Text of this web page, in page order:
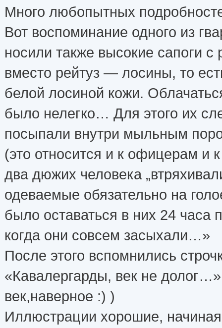
Много любопытных
Вот воспоминание одного из
носили также высокие сапоги с
вместо рейтуз — лосины, то
белой лосиной кожи.
было нелегко… Для этого их
посыпали внутри мыльным
(это относится и к офицерам и
два дюжих человека
одеваемые обязательно на
было оставаться в них 24 часа
когда они совсем засыхали…»
После этого вспомнились
«Кавалергарды, век не
век,наверное :) )
Иллюстрации хорошие,